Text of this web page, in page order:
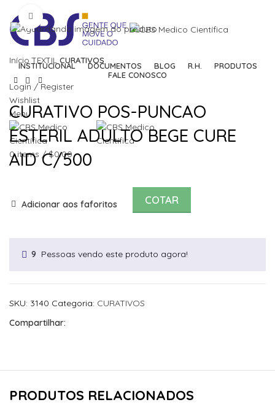
INSTITUCIONAL DOCUMENTOS BLOG R.H.
PRODUTOS
FALE CONOSCO
Login / Register
Wishlist
Menu
0items / $0.00
Click to enlarge
InícioTEXTIL CURATIVOS
CURATIVO POS-PUNCAO
ESTERIL ADULTO BEGE CURE
AID C/500
Adicionar aos faforitos COTAR
9 Pessoas vendo este produto agora!
SKU: 3140 Categoria: CURATIVOS
Compartilhar:
PRODUTOS RELACIONADOS